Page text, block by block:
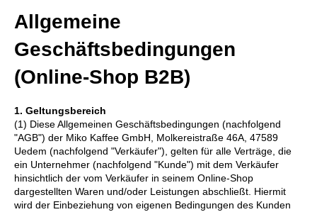
Allgemeine
Geschäftsbedingungen
(Online-Shop B2B)
1. Geltungsbereich
(1) Diese Allgemeinen Geschäftsbedingungen (nachfolgend
"AGB") der Miko Kaffee GmbH, Molkereistraße 46A, 47589
Uedem (nachfolgend "Verkäufer"), gelten für alle Verträge, die
ein Unternehmer (nachfolgend "Kunde") mit dem Verkäufer
hinsichtlich der vom Verkäufer in seinem Online-Shop
dargestellten Waren und/oder Leistungen abschließt. Hiermit
wird der Einbeziehung von eigenen Bedingungen des Kunden